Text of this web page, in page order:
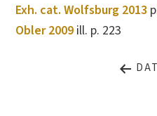
Exh. cat. Wolfsburg 2013
Obler 2009 ill. p. 223